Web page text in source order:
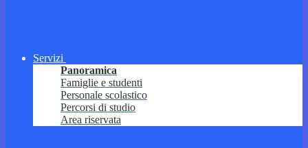
Servizi
Panoramica
Famiglie e studenti
Personale scolastico
Percorsi di studio
Area riservata